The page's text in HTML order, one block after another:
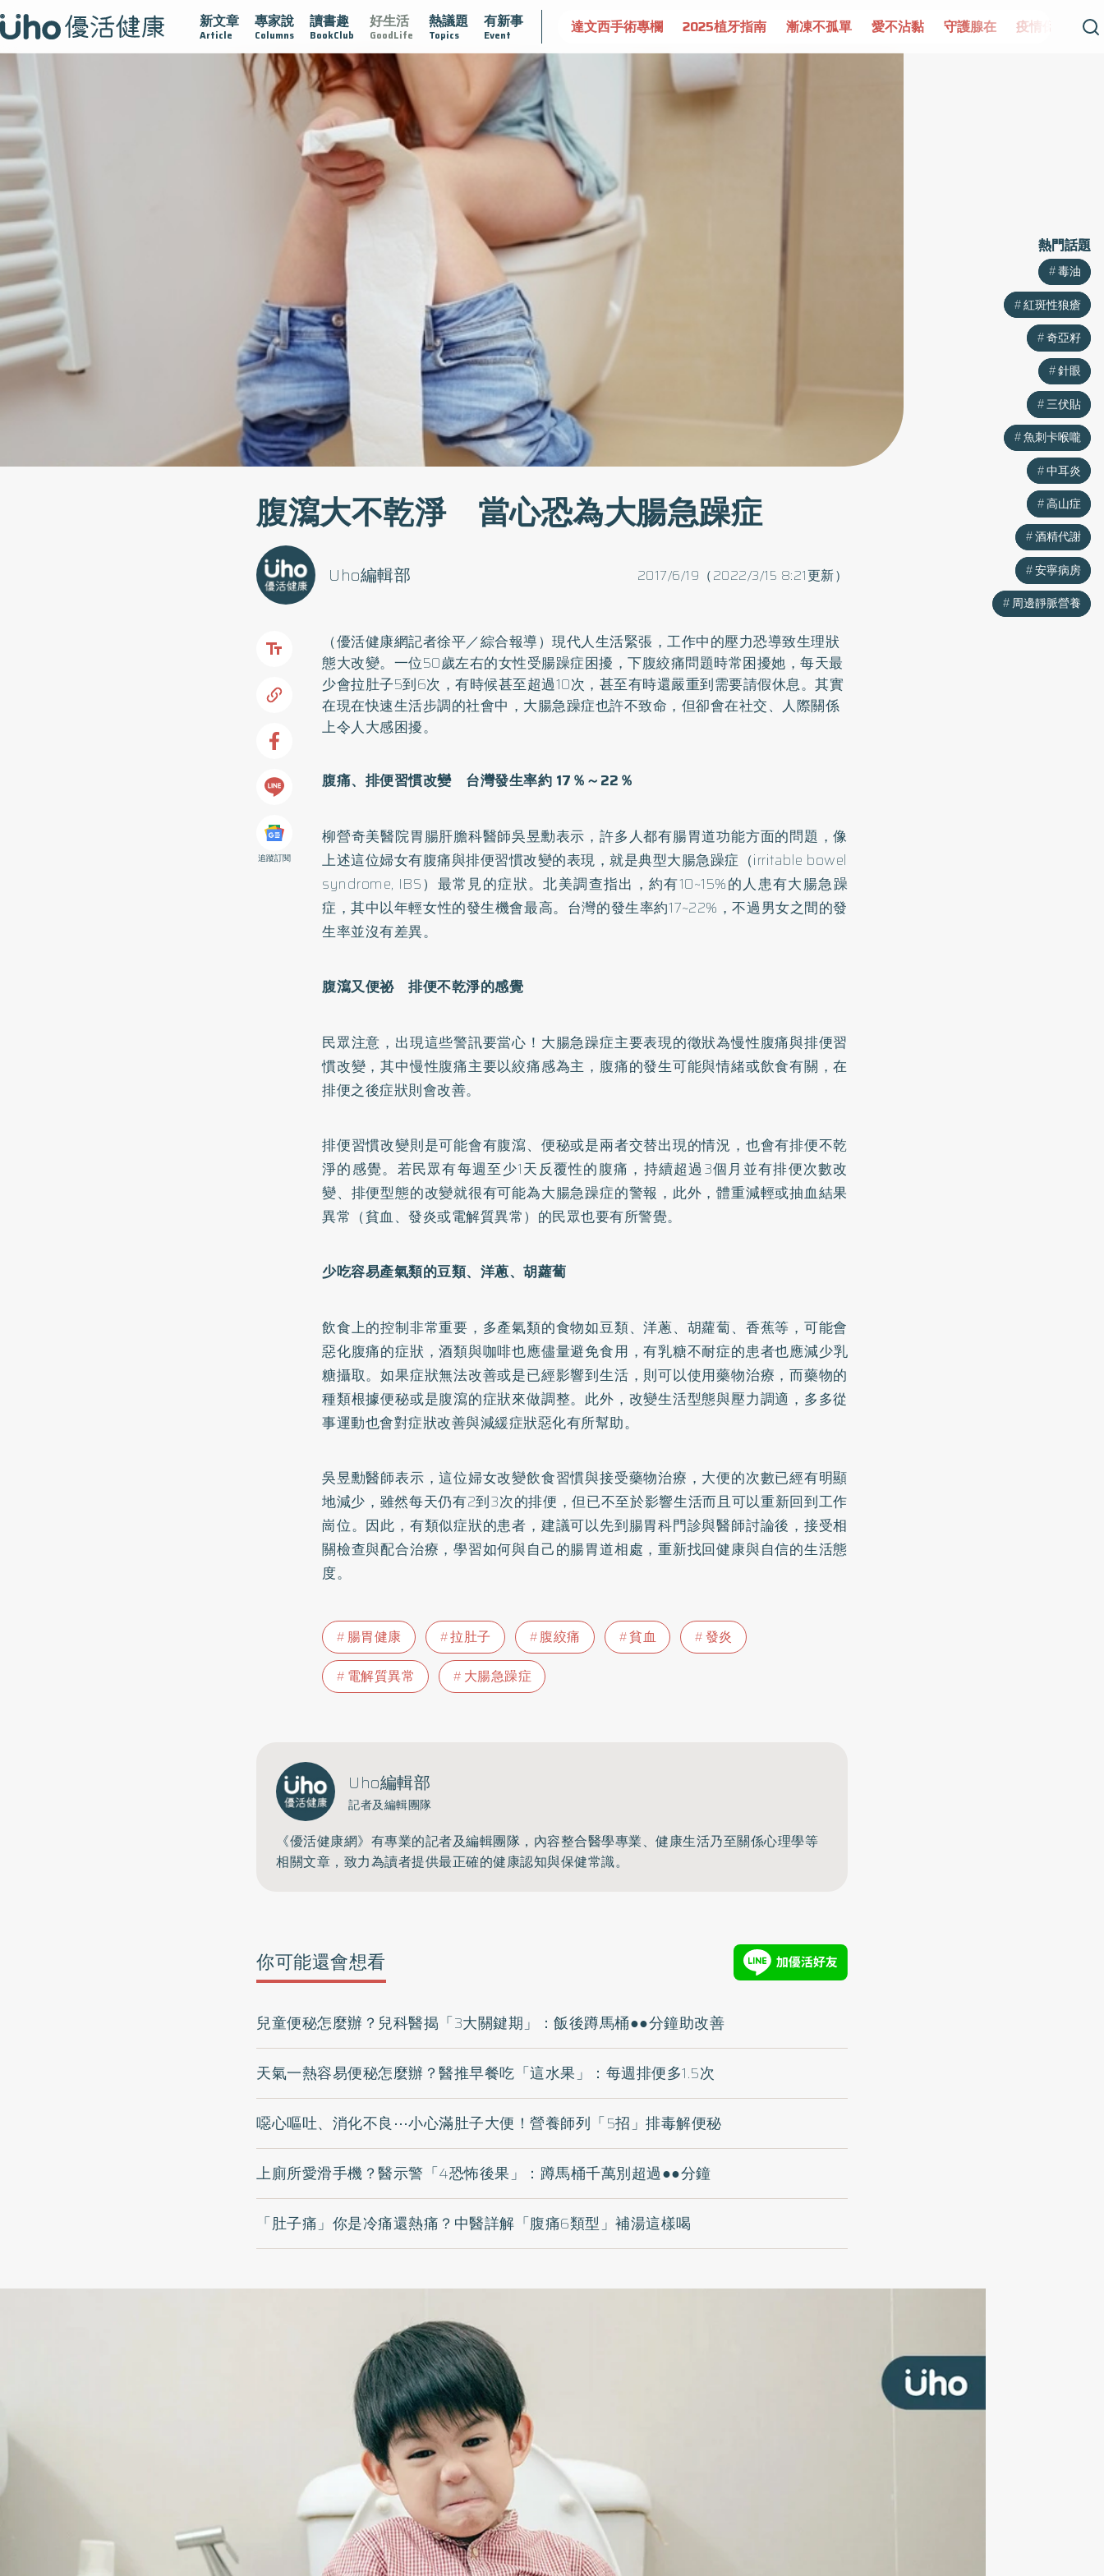
新文章
Article
專家說
Columns
讀書趣
BookClub
好生活
GoodLife
熱議題
Topics
有新事
Event
黏 守護腺在 疫情保衛戰 再生醫學 愛的未來視 認識攝護腺肥大 守護骨骼健康 達文西手術專欄 2025植牙指南 漸凍不孤單 愛不沾黏 守護腺在 疫情保衛戰
腹瀉大不乾淨 當心恐為大腸急躁症
2017/6/19（2022/3/15 8:21更新）
Uho編輯部
追蹤訂閱
（優活健康網記者徐平／綜合報導）現代人生活緊張，工作中的壓力恐導致生理狀
態大改變。一位50歲左右的女性受腸躁症困擾，下腹絞痛問題時常困擾她，每天最
少會拉肚子5到6次，有時候甚至超過10次，甚至有時還嚴重到需要請假休息。其實
在現在快速生活步調的社會中，大腸急躁症也許不致命，但卻會在社交、人際關係
上令人大感困擾。
腹痛、排便習慣改變 台灣發生率約 17％～22％
柳營奇美醫院胃腸肝膽科醫師吳昱勳表示，許多人都有腸胃道功能方面的問題，像
上述這位婦女有腹痛與排便習慣改變的表現，就是典型大腸急躁症（irritable bowel
syndrome, IBS）最常見的症狀。北美調查指出，約有10~15%的人患有大腸急躁
症，其中以年輕女性的發生機會最高。台灣的發生率約17~22%，不過男女之間的發
生率並沒有差異。
腹瀉又便祕排便不乾淨的感覺
民眾注意，出現這些警訊要當心！大腸急躁症主要表現的徵狀為慢性腹痛與排便習
慣改變，其中慢性腹痛主要以絞痛感為主，腹痛的發生可能與情緒或飲食有關，在
排便之後症狀則會改善。
排便習慣改變則是可能會有腹瀉、便秘或是兩者交替出現的情況，也會有排便不乾
淨的感覺。若民眾有每週至少1天反覆性的腹痛，持續超過3個月並有排便次數改
變、排便型態的改變就很有可能為大腸急躁症的警報，此外，體重減輕或抽血結果
異常（貧血、發炎或電解質異常）的民眾也要有所警覺。
少吃容易產氣類的豆類、洋蔥、胡蘿蔔
飲食上的控制非常重要，多產氣類的食物如豆類、洋蔥、胡蘿蔔、香蕉等，可能會
惡化腹痛的症狀，酒類與咖啡也應儘量避免食用，有乳糖不耐症的患者也應減少乳
糖攝取。如果症狀無法改善或是已經影響到生活，則可以使用藥物治療，而藥物的
種類根據便秘或是腹瀉的症狀來做調整。此外，改變生活型態與壓力調適，多多從
事運動也會對症狀改善與減緩症狀惡化有所幫助。
吳昱勳醫師表示，這位婦女改變飲食習慣與接受藥物治療，大便的次數已經有明顯
地減少，雖然每天仍有2到3次的排便，但已不至於影響生活而且可以重新回到工作
崗位。因此，有類似症狀的患者，建議可以先到腸胃科門診與醫師討論後，接受相
關檢查與配合治療，學習如何與自己的腸胃道相處，重新找回健康與自信的生活態
度。
腸胃健康 拉肚子 腹絞痛 貧血
發炎
電解質異常
大腸急躁症
Uho編輯部
記者及編輯團隊
《優活健康網》有專業的記者及編輯團隊，內容整合醫學專業、健康生活乃至關係心理學等
相關文章，致力為讀者提供最正確的健康認知與保健常識。
你可能還會想看
兒童便秘怎麼辦？兒科醫揭「3大關鍵期」：飯後蹲馬桶●●分鐘助改善
天氣一熱容易便秘怎麼辦？醫推早餐吃「這水果」：每週排便多1.5次
噁心嘔吐、消化不良⋯小心滿肚子大便！營養師列「5招」排毒解便秘
上廁所愛滑手機？醫示警「4恐怖後果」：蹲馬桶千萬別超過●●分鐘
「肚子痛」你是冷痛還熱痛？中醫詳解「腹痛6類型」補湯這樣喝
熱門話題
毒油
紅斑性狼瘡
奇亞籽
針眼
三伏貼
魚刺卡喉嚨
中耳炎
高山症
酒精代謝
安寧病房
周邊靜脈營養
熱門話題
毒油
紅斑性狼瘡
奇亞籽
針眼
三伏貼
魚刺卡喉嚨
中耳炎
高山症
酒精代謝
安寧病房
周邊靜脈營養